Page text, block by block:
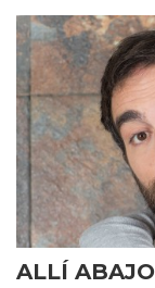
HD
ALLÍ ABAJO